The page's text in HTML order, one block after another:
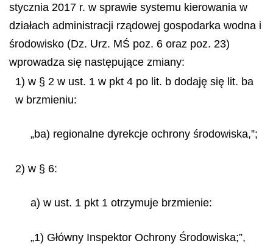
stycznia 2017 r. w sprawie systemu kierowania w
działach administracji rządowej gospodarka wodna i
środowisko (Dz. Urz. MŚ poz. 6 oraz poz. 23)
wprowadza się następujące zmiany:
1) w § 2 w ust. 1 w pkt 4 po lit. b dodaję się lit. ba
w brzmieniu:
„ba) regionalne dyrekcje ochrony środowiska,”;
2) w § 6:
a) w ust. 1 pkt 1 otrzymuje brzmienie:
„1) Główny Inspektor Ochrony Środowiska;”,